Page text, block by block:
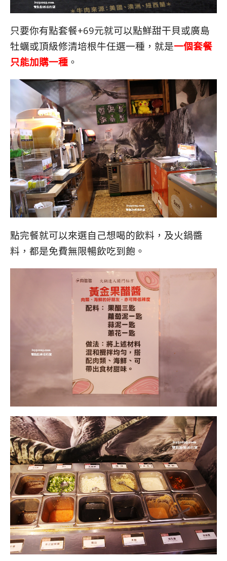
只要你有點套餐+69元就可以點鮮甜干貝或廣島
牡蠣或頂級修清培根牛任選一種，就是一個套餐
只能加購一種 。
點完餐就可以來選自己想喝的飲料，及火鍋醬
料，都是免費無限暢飲吃到飽。